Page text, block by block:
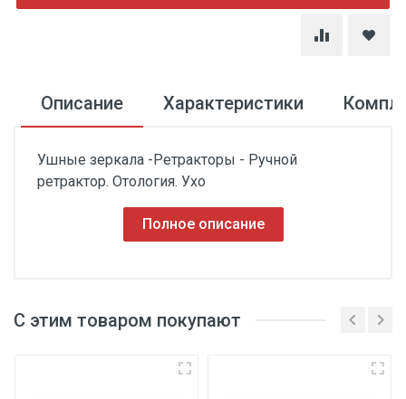
Описание Характеристики
Ушные зеркала -Ретракторы - Ручной
ретрактор. Отология. Ухо
Полное описание
С этим товаром покупают